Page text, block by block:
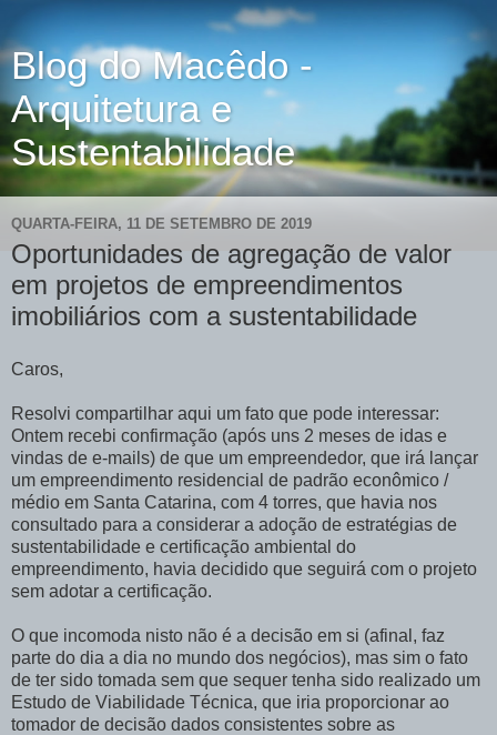
Blog do Macêdo -
Arquitetura e
Sustentabilidade
QUARTA-FEIRA, 11 DE SETEMBRO DE 2019
Oportunidades de agregação de valor
em projetos de empreendimentos
imobiliários com a sustentabilidade
Caros,
Resolvi compartilhar aqui um fato que pode interessar:
Ontem recebi confirmação (após uns 2 meses de idas e
vindas de e-mails) de que um empreendedor, que irá lançar
um empreendimento residencial de padrão econômico /
médio em Santa Catarina, com 4 torres, que havia nos
consultado para a considerar a adoção de estratégias de
sustentabilidade e certificação ambiental do
empreendimento, havia decidido que seguirá com o projeto
sem adotar a certificação.
O que incomoda nisto não é a decisão em si (afinal, faz
parte do dia a dia no mundo dos negócios), mas sim o fato
de ter sido tomada sem que sequer tenha sido realizado um
Estudo de Viabilidade Técnica, que iria proporcionar ao
tomador de decisão dados consistentes sobre as